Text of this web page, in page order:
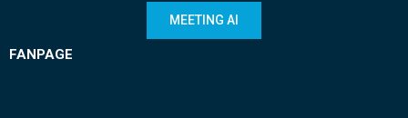
MEETING AI
FANPAGE